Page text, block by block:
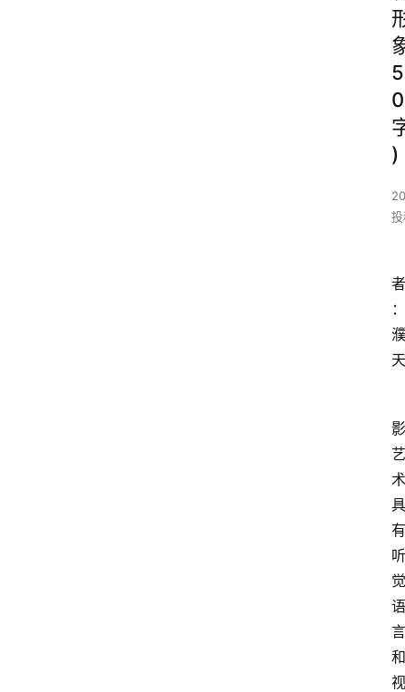
5
0
)
者
：
濮
天
影
艺
术
具
有
听
觉
语
言
和
视